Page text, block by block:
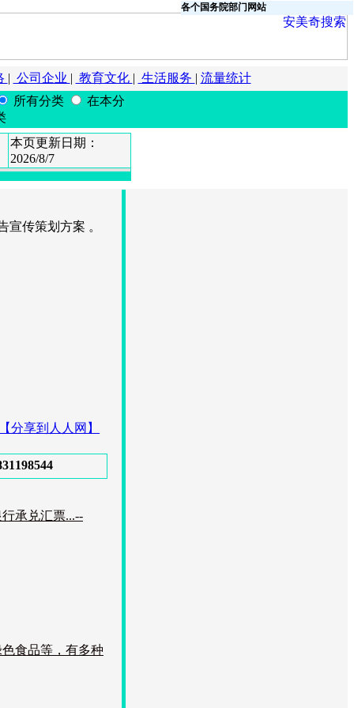
| 公司企业 | 教育文化 | 生活服务 | 流量统计
所有分类
在本分
本页更新日期：
2026/8/7
传策划方案 。
分享到人人网】
承兑汇票...--
食品等，有多种
各个国务院部门网站